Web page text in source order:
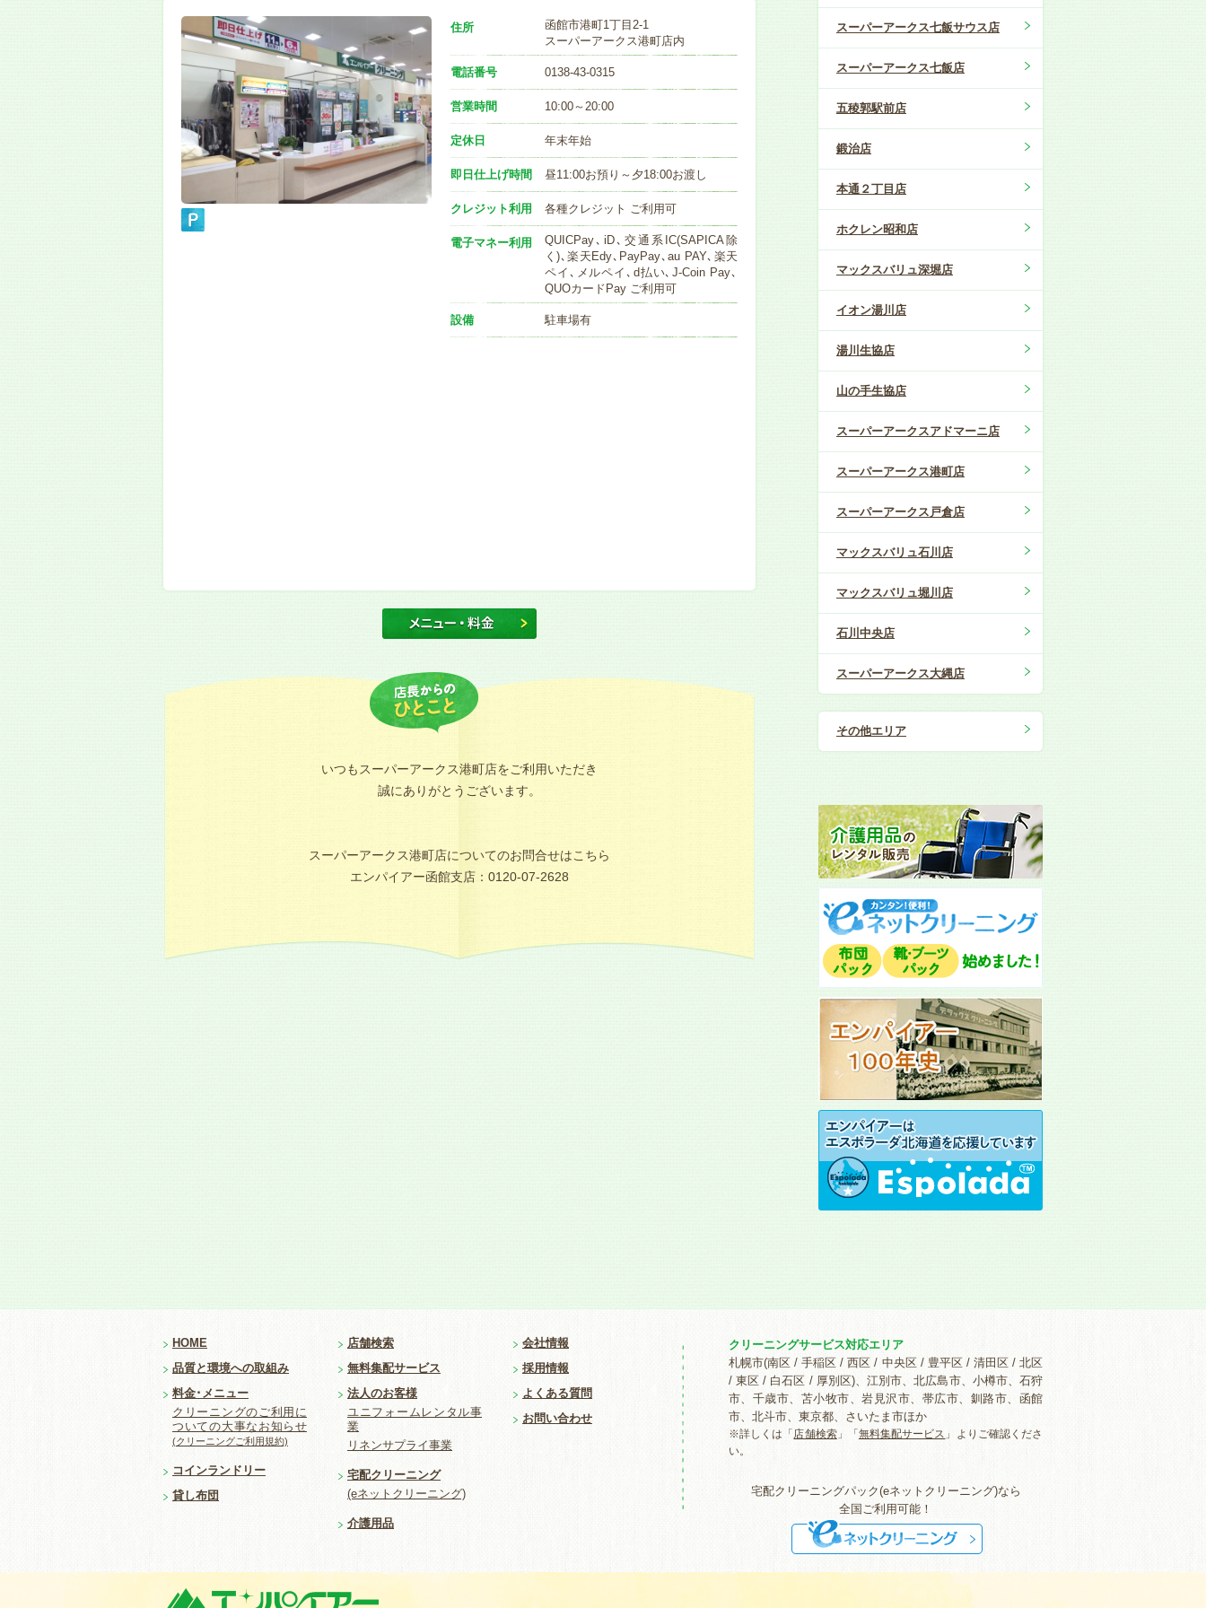
住所
函館市港町1丁目2-1
スーパーアークス港町店内
電話番号 0138-43-0315
営業時間 10:00～20:00
定休日 年末年始
即日仕上げ時間 昼11:00お預り～夕18:00お渡し
クレジット利用 各種クレジット ご利用可
電子マネー利用
QUICPay､iD､交通系IC(SAPICA除
く)､楽天Edy､PayPay､au PAY､楽天
ペイ､メルペイ､d払い､J-Coin Pay､
QUOカードPay ご利用可
設備 駐車場有
いつもスーパーアークス港町店をご利用いただき
誠にありがとうございます。
スーパーアークス港町店についてのお問合せはこちら
エンパイアー函館支店：0120-07-2628
スーパーアークス七飯サウス店
スーパーアークス七飯店
五稜郭駅前店
鍛治店
本通２丁目店
ホクレン昭和店
マックスバリュ深堀店
イオン湯川店
湯川生協店
山の手生協店
スーパーアークスアドマーニ店
スーパーアークス港町店
スーパーアークス戸倉店
マックスバリュ石川店
マックスバリュ堀川店
石川中央店
スーパーアークス大縄店
その他エリア
HOME
品質と環境への取組み
料金･メニュー
クリーニングのご利用に
ついての大事なお知らせ
(クリーニングご利用規約)
コインランドリー
貸し布団
店舗検索
無料集配サービス
法人のお客様
ユニフォームレンタル事
業
リネンサプライ事業
宅配クリーニング
(eネットクリーニング)
介護用品
会社情報
採用情報
よくある質問
お問い合わせ
クリーニングサービス対応エリア
札幌市(南区 / 手稲区 / 西区 / 中央区 / 豊平区 / 清田区 / 北区
/ 東区 / 白石区 / 厚別区)、江別市、北広島市、小樽市、石狩
市、千歳市、苫小牧市、岩見沢市、帯広市、釧路市、函館
市、北斗市、東京都、さいたま市ほか
※詳しくは「 店舗検索」「 無料集配サービス 」よりご確認くださ
い。
宅配クリーニングパック(eネットクリーニング)なら
全国ご利用可能！